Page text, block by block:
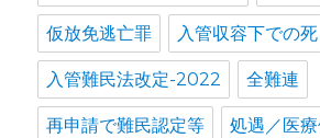
仮放免逃亡罪 入管収容下での死
入管難民法改定-2022 全難連
再申請で難民認定等 処遇／医